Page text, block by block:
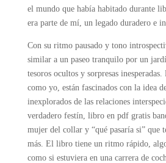
el mundo que había habitado durante
era parte de mí, un legado duradero e
Con su ritmo pausado y tono
similar a un paseo tranquilo por un
tesoros ocultos y sorpresas inesperadas.
como yo, están fascinados con la idea
inexplorados de las relaciones
verdadero festín, libro en pdf gratis
mujer del collar y “qué pasaría si” que
más. El libro tiene un ritmo rápido,
como si estuviera en una carrera de